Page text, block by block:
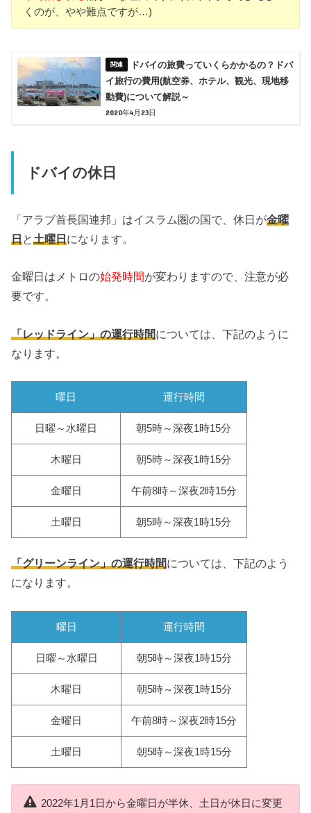
くのが、やや難点ですが…)
ドバイの旅費っていくらかかるの？ドバ
イ旅行の費用(航空券、ホテル、観光、現地移
動費)について解説～
2020年4月23日
ドバイの休日
「アラブ首長国連邦」はイスラム圏の国で、休日が金曜
日と土曜日になります。
金曜日はメトロの始発時間が変わりますので、注意が必
要です。
「レッドライン」の運行時間については、下記のように
なります。
曜日 運行時間
日曜～水曜日 朝5時～深夜1時15分
木曜日 朝5時～深夜1時15分
金曜日 午前8時～深夜2時15分
土曜日 朝5時～深夜1時15分
「グリーンライン」の運行時間については、下記のよう
になります。
曜日 運行時間
日曜～水曜日 朝5時～深夜1時15分
木曜日 朝5時～深夜1時15分
金曜日 午前8時～深夜2時15分
土曜日 朝5時～深夜1時15分
2022年1月1日から金曜日が半休、土日が休日に変更